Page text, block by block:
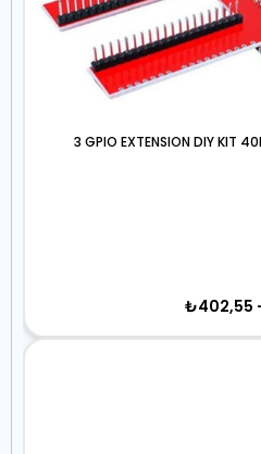
3 GPIO EXTENSION DIY KIT
₺402,55